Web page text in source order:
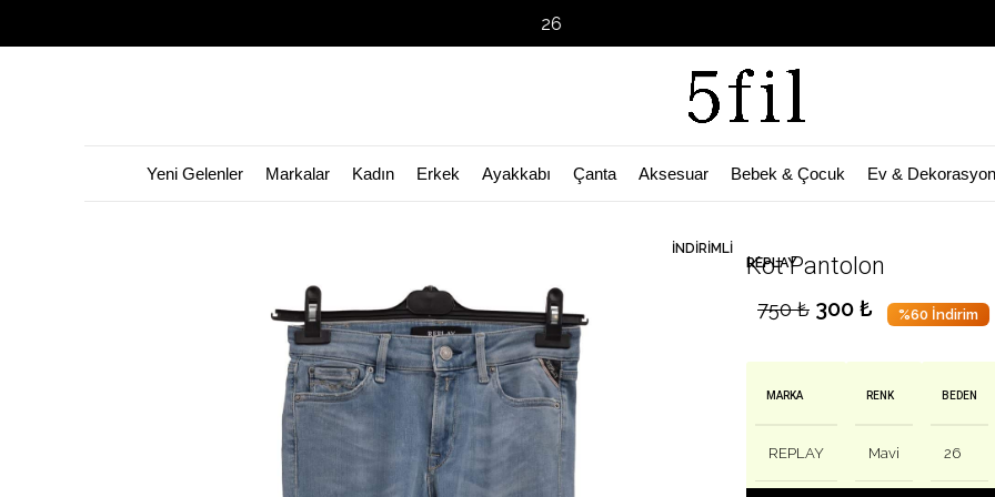
Yeni Gelenler Markalar Kadın Erkek Ayakkabı Çanta Aksesuar Bebek & Çocuk Ev & Dekorasyon
İNDIRIMLI
REPLAY
Kot Pantolon
750₺ 300 ₺ %60 İndirim
MARKA
REPLAY
RENK
Mavi
BEDEN
26